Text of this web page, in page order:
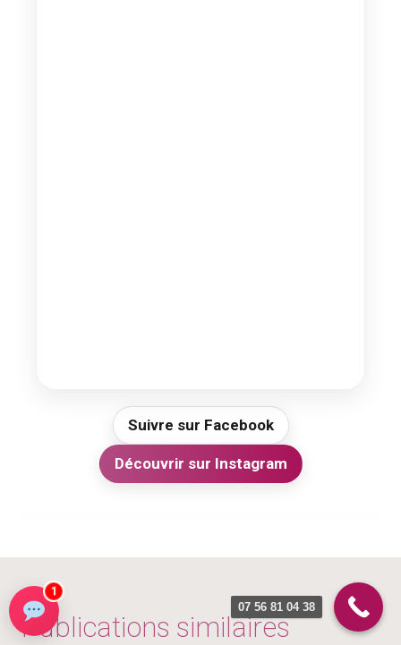
Suivre sur Facebook
Découvrir sur Instagram
Publications similaires
07 56 81 04 38
1